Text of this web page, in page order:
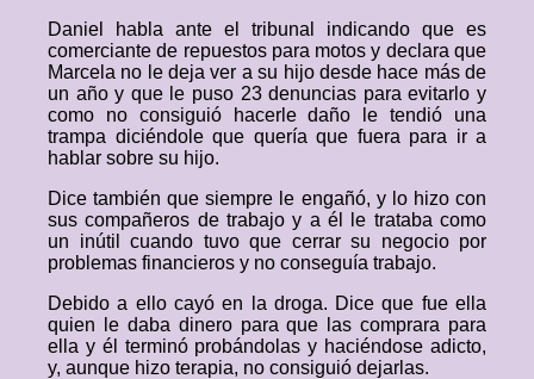
Daniel habla ante el tribunal indicando que es
comerciante de repuestos para motos y declara que
Marcela no le deja ver a su hijo desde hace más de
un año y que le puso 23 denuncias para evitarlo y
como no consiguió hacerle daño le tendió una
trampa diciéndole que quería que fuera para ir a
hablar sobre su hijo.
Dice también que siempre le engañó, y lo hizo con
sus compañeros de trabajo y a él le trataba como
un inútil cuando tuvo que cerrar su negocio por
problemas financieros y no conseguía trabajo.
Debido a ello cayó en la droga. Dice que fue ella
quien le daba dinero para que las comprara para
ella y él terminó probándolas y haciéndose adicto,
y, aunque hizo terapia, no consiguió dejarlas.